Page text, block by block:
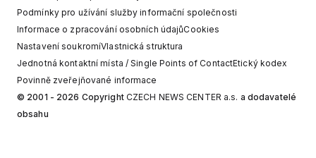
Podmínky pro užívání služby informační společnosti
Informace o zpracování osobních údajůCookies
Nastavení soukromíVlastnická struktura
Jednotná kontaktní místa / Single Points of ContactEtický kodex
Povinně zveřejňované informace
© 2001 - 2026 Copyright CZECH NEWS CENTER a.s. a dodavatelé
obsahu